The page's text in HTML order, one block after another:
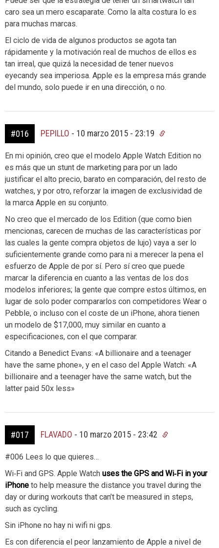
caro sea un mero escaparate. Como la alta costura lo es
para muchas marcas.
El ciclo de vida de algunos productos se agota tan
rápidamente y la motivación real de muchos de ellos es
tan irreal, que quizá la necesidad de tener nuevos
eyecandy sea imperiosa. Apple es la empresa más grande
del mundo, solo puede ir en una dirección, o no.
#016 PEPILLO - 10 marzo 2015 - 23:19
En mi opinión, creo que el modelo Apple Watch Edition no
es más que un stunt de marketing para por un lado
justificar el alto precio, barato en comparación, del resto de
watches, y por otro, reforzar la imagen de exclusividad de
la marca Apple en su conjunto.
No creo que el mercado de los Edition (que como bien
mencionas, carecen de muchas de las características por
las cuales la gente compra objetos de lujo) vaya a ser lo
suficientemente grande como para ni a merecer la pena el
esfuerzo de Apple de por sí. Pero sí creo que puede
marcar la diferencia en cuanto a las ventas de los dos
modelos inferiores; la gente que compre estos últimos, en
lugar de solo poder compararlos con competidores Wear o
Pebble, o incluso con el coste de un iPhone, ahora tienen
un modelo de $17,000, muy similar en cuanto a
especificaciones, con el que comparar.
Citando a Benedict Evans: «A billionaire and a teenager
have the same phone», y en el caso del Apple Watch: «A
billionaire and a teenager have the same watch, but the
latter paid 50x less»
#017 FLAVADO - 10 marzo 2015 - 23:42
#006 Lees lo que quieres…
Wi‑Fi and GPS. Apple Watch uses the GPS and Wi‑Fi in your
iPhone to help measure the distance you travel during the
day or during workouts that can’t be measured in steps,
such as cycling.
Sin iPhone no hay ni wifi ni gps.
Es con diferencia el peor lanzamiento de Apple a nivel de